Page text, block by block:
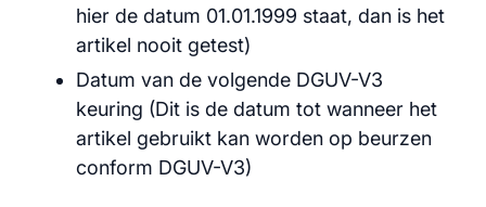
hier de datum 01.01.1999 staat, dan is het
artikel nooit getest)
Datum van de volgende DGUV-V3
keuring (Dit is de datum tot wanneer het
artikel gebruikt kan worden op beurzen
conform DGUV-V3)